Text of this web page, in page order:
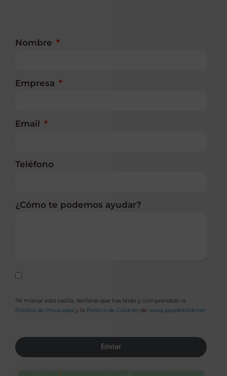
Nombre
Empresa
Email
Teléfono
¿Cómo te podemos ayudar?
*Al marcar esta casilla, declaras que has leído y comprendido la
Política de Privacidad y la Política de Cookies de www.purpleblob.net
Enviar